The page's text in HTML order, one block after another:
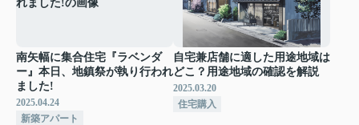
南矢幅に集合住宅『ラベンダ
ー』本日、地鎮祭が執り行われ
ました!
2025.04.24
新築アパート
自宅兼店舗に適した用途地域は
どこ？用途地域の確認を解説
2025.03.20
住宅購入